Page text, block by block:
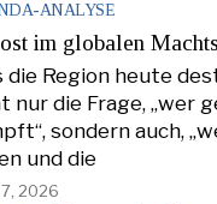
ANALYSE
im globalen
die Region heute
nur die Frage, „wer
sondern auch,
und die
2026